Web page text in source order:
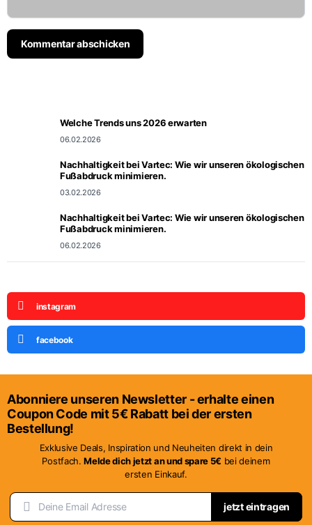
Welche Trends uns 2026 erwarten
06.02.2026
Nachhaltigkeit bei Vartec: Wie wir unseren ökologischen
Fußabdruck minimieren.
03.02.2026
Nachhaltigkeit bei Vartec: Wie wir unseren ökologischen
Fußabdruck minimieren.
06.02.2026
instagram
facebook
Abonniere unseren Newsletter - erhalte einen
Coupon Code mit 5€ Rabatt bei der ersten
Bestellung!
Exklusive Deals, Inspiration und Neuheiten direkt in dein
Postfach.Melde dich jetzt an und spare 5€ bei deinem
ersten Einkauf.
jetzt eintragen